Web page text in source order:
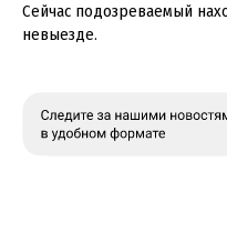
Сейчас подозреваемый
невыезде.